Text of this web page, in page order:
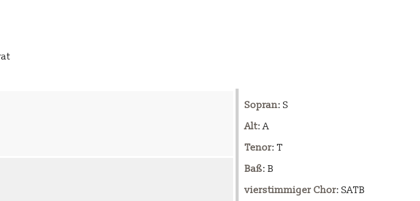
Sopran: S
Alt: A
Tenor: T
Baß: B
vierstimmiger Chor: SATB